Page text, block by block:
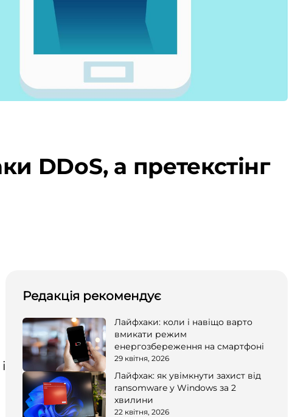
DDoS, а претекстінг
Редакція рекомендує
Лайфхаки: коли і навіщо варто
вмикати режим
енергозбереження на смартфоні
29 квітня, 2026
Лайфхак: як увімкнути захист від
ransomware у Windows за 2
хвилини
22 квітня, 2026